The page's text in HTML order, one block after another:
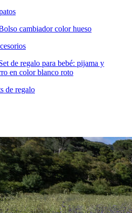
de regalo